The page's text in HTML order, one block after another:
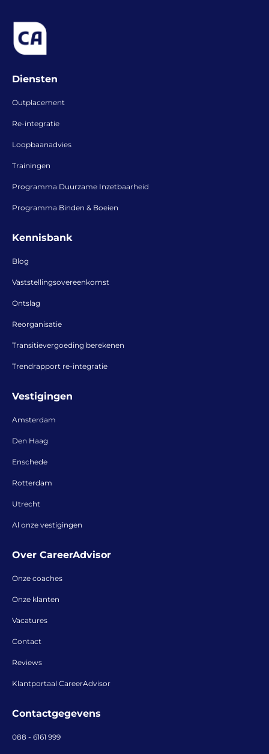
Diensten
Outplacement
Re-integratie
Loopbaanadvies
Trainingen
Programma Duurzame Inzetbaarheid
Programma Binden & Boeien
Kennisbank
Blog
Vaststellingsovereenkomst
Ontslag
Reorganisatie
Transitievergoeding berekenen
Trendrapport re-integratie
Vestigingen
Amsterdam
Den Haag
Enschede
Rotterdam
Utrecht
Al onze vestigingen
Over CareerAdvisor
Onze coaches
Onze klanten
Vacatures
Contact
Reviews
Klantportaal CareerAdvisor
Contactgegevens
088 - 6161 999